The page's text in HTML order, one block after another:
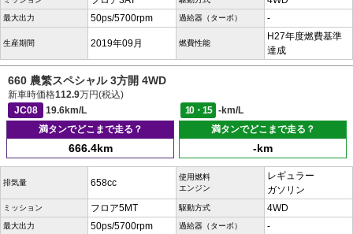
最大出力 50ps/5700rpm 過給器（ターボ） -
生産期間 2019年09月 燃費性能
H27年度燃費基準
達成
660 農繁スペシャル 3方開 4WD
新車時価格112.9万円(税込)
JC08
19.6km/L 10・15
-km/L
満タンでどこまで走る？
666.4km
満タンでどこまで走る？
-km
排気量 658cc
使用燃料
エンジン
レギュラー
ガソリン
ミッション フロア5MT 駆動方式 4WD
最大出力 50ps/5700rpm 過給器（ターボ） -